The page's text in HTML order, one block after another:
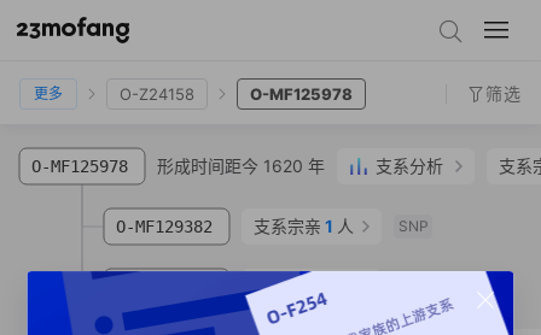
O-Z24131
更多 O-Z24158 O-MF125978 筛选
O-MF125978 形成时间距今 1620 年 支系分析 支系
O-MF129382 支系宗亲 1 人 SNP
支系宗亲